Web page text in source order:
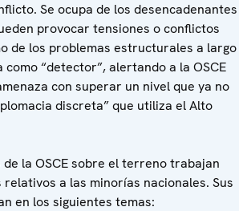
Se ocupa de los desencadenantes
provocar tensiones o conflictos
de los problemas estructurales a largo
como “detector”, alertando a la OSCE
con superar un nivel que ya no
discreta” que utiliza el Alto
la OSCE sobre el terreno trabajan
a las minorías nacionales. Sus
en los siguientes temas: